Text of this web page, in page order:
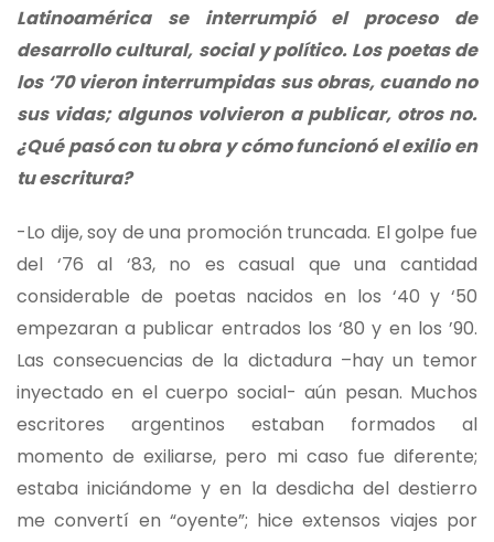
Latinoamérica se interrumpió el proceso de
desarrollo cultural, social y político. Los poetas de
los ‘70 vieron interrumpidas sus obras, cuando no
sus vidas; algunos volvieron a publicar, otros no.
¿Qué pasó con tu obra y cómo funcionó el exilio en
tu escritura?
-Lo dije, soy de una promoción truncada. El golpe fue
del ‘76 al ‘83, no es casual que una cantidad
considerable de poetas nacidos en los ‘40 y ‘50
empezaran a publicar entrados los ‘80 y en los ’90.
Las consecuencias de la dictadura –hay un temor
inyectado en el cuerpo social- aún pesan. Muchos
escritores argentinos estaban formados al
momento de exiliarse, pero mi caso fue diferente;
estaba iniciándome y en la desdicha del destierro
me convertí en “oyente”; hice extensos viajes por